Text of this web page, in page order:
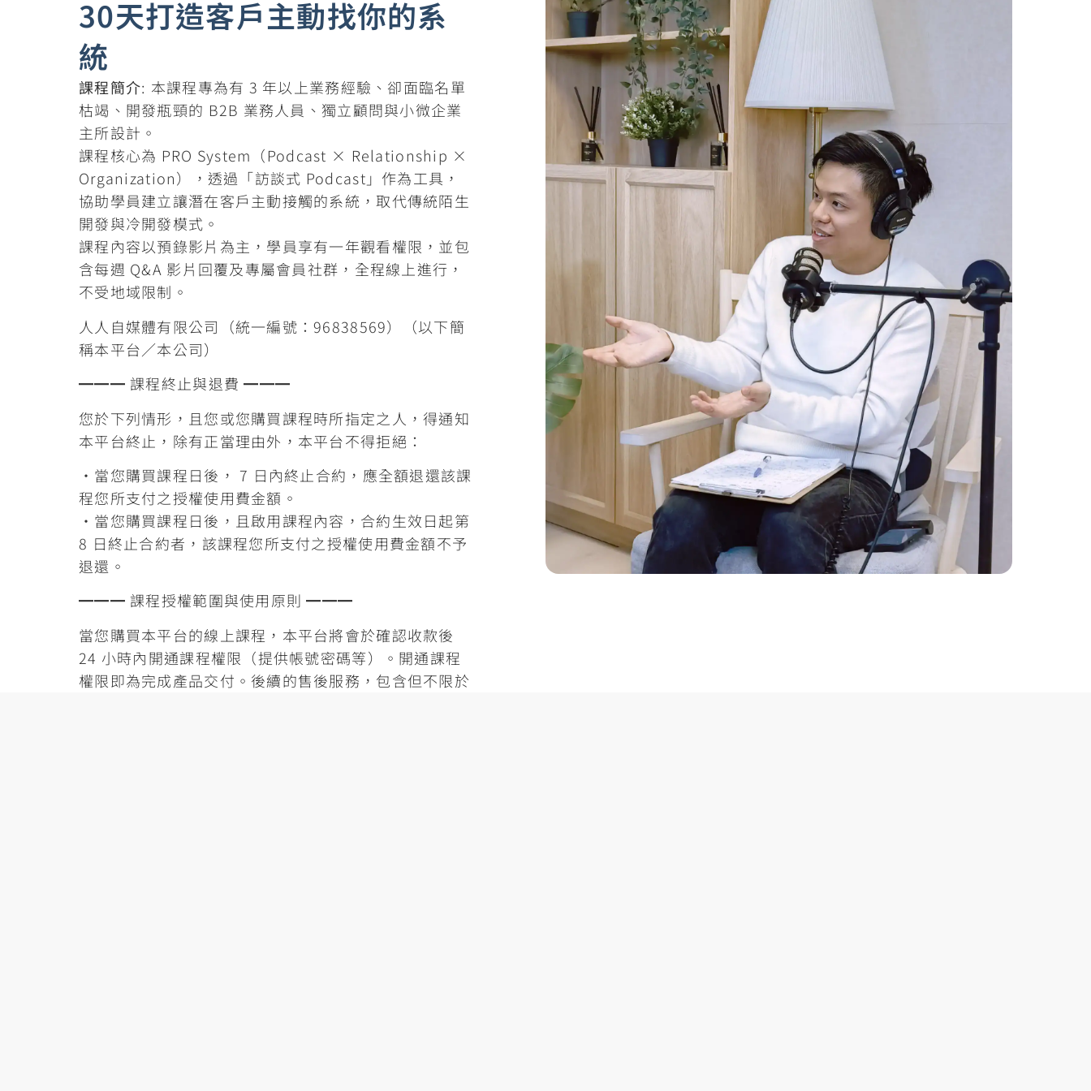
30天打造客戶主動找你的系
統
課程簡介: 本課程專為有 3 年以上業務經驗、卻面臨名單
枯竭、開發瓶頸的 B2B 業務人員、獨立顧問與小微企業
主所設計。
課程核心為 PRO System（Podcast × Relationship ×
Organization），透過「訪談式 Podcast」作為工具，
協助學員建立讓潛在客戶主動接觸的系統，取代傳統陌生
開發與冷開發模式。
課程內容以預錄影片為主，學員享有一年觀看權限，並包
含每週 Q&A 影片回覆及專屬會員社群，全程線上進行，
不受地域限制。
人人自媒體有限公司（統一編號：96838569）（以下簡
稱本平台／本公司）
━━━ 課程終止與退費 ━━━
您於下列情形，且您或您購買課程時所指定之人，得通知
本平台終止，除有正當理由外，本平台不得拒絕：
・當您購買課程日後， 7 日內終止合約，應全額退還該課
程您所支付之授權使用費金額。
・當您購買課程日後，且啟用課程內容，合約生效日起第
8 日終止合約者，該課程您所支付之授權使用費金額不予
退還。
━━━ 課程授權範圍與使用原則 ━━━
當您購買本平台的線上課程，本平台將會於確認收款後
24 小時內開通課程權限（提供帳號密碼等）。開通課程
權限即為完成產品交付。後續的售後服務，包含但不限於